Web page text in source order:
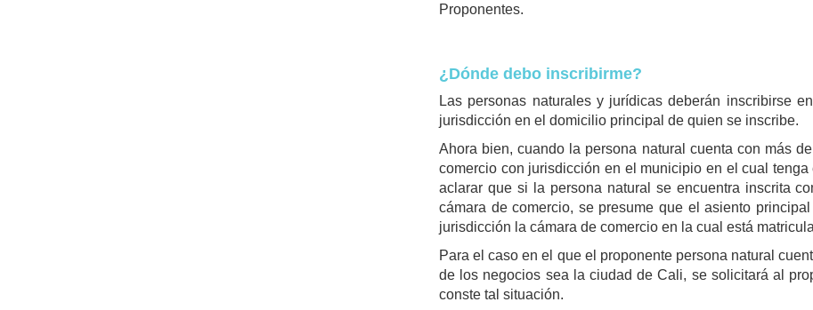
Proponentes.
¿Dónde debo inscribirme?
Las personas naturales y jurídicas deberán inscribirse
jurisdicción en el domicilio principal de quien se inscribe.
Ahora bien, cuando la persona natural cuenta con más
comercio con jurisdicción en el municipio en el cual
aclarar que si la persona natural se encuentra inscrita
cámara de comercio, se presume que el asiento
jurisdicción la cámara de comercio en la cual está
Para el caso en el que el proponente persona natural
de los negocios sea la ciudad de Cali, se solicitará al
conste tal situación.